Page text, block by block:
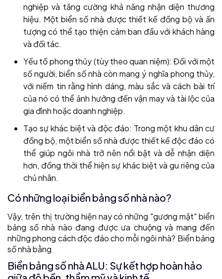
nghiệp và tăng cường khả năng nhận diện thương
hiệu. Một biển số nhà được thiết kế đồng bộ và ấn
tượng có thể tạo thiện cảm ban đầu với khách hàng
và đối tác.
Yếu tố phong thủy (tùy theo quan niệm): Đối với một
số người, biển số nhà còn mang ý nghĩa phong thủy,
với niềm tin rằng hình dáng, màu sắc và cách bài trí
của nó có thể ảnh hưởng đến vận may và tài lộc của
gia đình hoặc doanh nghiệp.
Tạo sự khác biệt và độc đáo: Trong một khu dân cư
đồng bộ, một biển số nhà được thiết kế độc đáo có
thể giúp ngôi nhà trở nên nổi bật và dễ nhận diện
hơn, đồng thời thể hiện sự khác biệt và gu riêng của
chủ nhân.
Có những loại biển bảng số nhà nào?
Vậy, trên thị trường hiện nay có những "gương mặt" biển
bảng số nhà nào đang được ưa chuộng và mang đến
những phong cách độc đáo cho mỗi ngôi nhà? Biển bảng
số nhà bằng
Biển bảng số nhà ALU: Sự kết hợp hoàn hảo